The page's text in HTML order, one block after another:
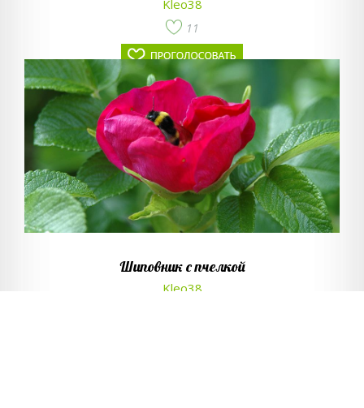
Kleo38
11
Шиповник с пчелкой
Kleo38